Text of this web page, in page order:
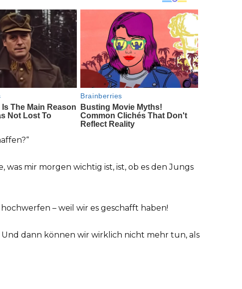
was mir morgen wichtig ist, ist, ob es den Jungs
– weil wir es geschafft haben!
dann können wir wirklich nicht mehr tun, als